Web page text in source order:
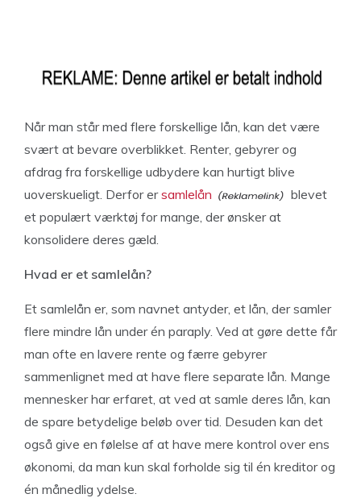
Når man står med flere forskellige lån, kan det være
svært at bevare overblikket. Renter, gebyrer og
afdrag fra forskellige udbydere kan hurtigt blive
uoverskueligt. Derfor ersamlelån
blevet
et populært værktøj for mange, der ønsker at
konsolidere deres gæld.
Hvad er et samlelån?
Et samlelån er, som navnet antyder, et lån, der samler
flere mindre lån under én paraply. Ved at gøre dette får
man ofte en lavere rente og færre gebyrer
sammenlignet med at have flere separate lån. Mange
mennesker har erfaret, at ved at samle deres lån, kan
de spare betydelige beløb over tid. Desuden kan det
også give en følelse af at have mere kontrol over ens
økonomi, da man kun skal forholde sig til én kreditor og
én månedlig ydelse.